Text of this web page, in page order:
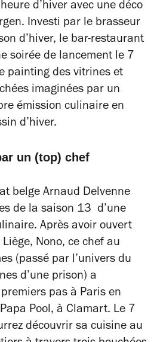
d’hiver avec une déco
Investi par le brasseur
d’hiver, le bar-restaurant
soirée de lancement le 7
painting des vitrines et
imaginées par un
émission culinaire en
d’hiver.
un (top) chef
belge Arnaud Delvenne
de la saison 13 d’une
Après avoir ouvert
Nono, ce chef au
(passé par l’univers du
d’une prison) a
pas à Paris en
Pool, à Clamart. Le 7
découvrir sa cuisine au